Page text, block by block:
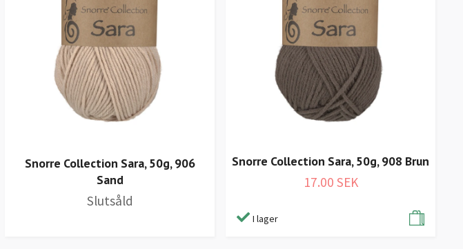
Snorre Collection Sara, 50g, 906
Sand
Slutsåld
Snorre Collection Sara, 50g, 908 Brun
17.00 SEK
I lager